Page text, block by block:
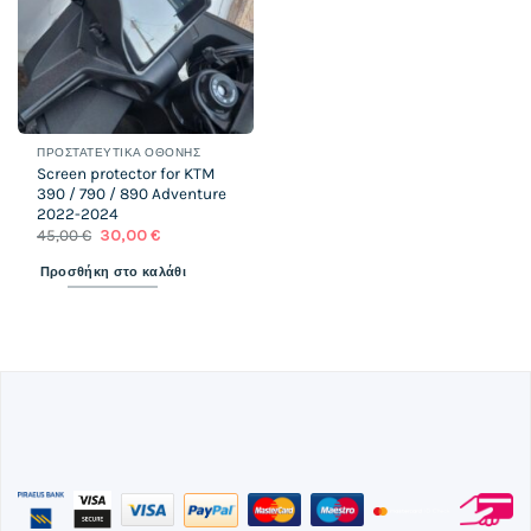
ΠΡΟΣΤΑΤΕΥΤΙΚΆ ΟΘΌΝΗΣ
Screen protector for KTM
390 / 790 / 890 Adventure
2022-2024
45,00€ Original
was:
45,00 €.
30,00€
τιμή
είναι:
Προσθήκη στο καλάθι